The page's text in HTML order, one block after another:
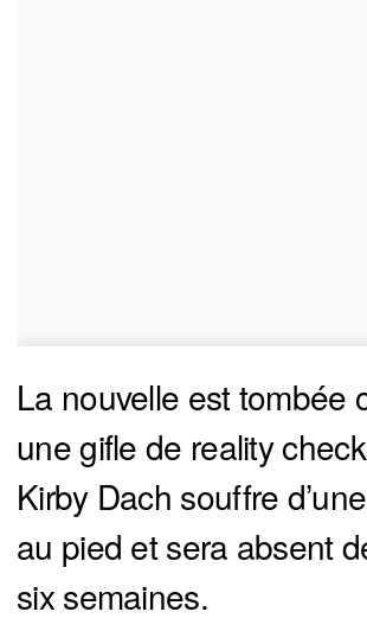
La nouvelle est tombée
une gifle de reality
Kirby Dach souffre
au pied et sera absent
six semaines.